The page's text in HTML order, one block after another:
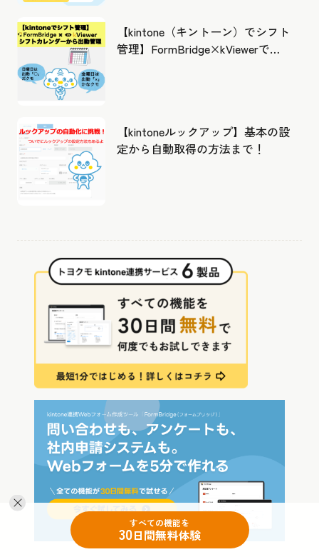
【kintone（キントーン）でシフト
管理】FormBridge×kViewerで作
【kintoneルックアップ】基本の設
定から自動取得の方法まで！
すべての機能を
30日間無料体験